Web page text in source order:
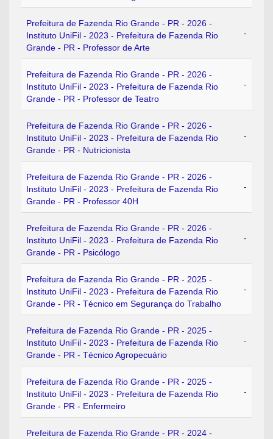
Prefeitura de Fazenda Rio Grande - PR - 2026 -
Instituto UniFil - 2023 - Prefeitura de Fazenda Rio
Grande - PR - Professor de Arte
-
Prefeitura de Fazenda Rio Grande - PR - 2026 -
Instituto UniFil - 2023 - Prefeitura de Fazenda Rio
Grande - PR - Professor de Teatro
-
Prefeitura de Fazenda Rio Grande - PR - 2026 -
Instituto UniFil - 2023 - Prefeitura de Fazenda Rio
Grande - PR - Nutricionista
-
Prefeitura de Fazenda Rio Grande - PR - 2026 -
Instituto UniFil - 2023 - Prefeitura de Fazenda Rio
Grande - PR - Professor 40H
-
Prefeitura de Fazenda Rio Grande - PR - 2026 -
Instituto UniFil - 2023 - Prefeitura de Fazenda Rio
Grande - PR - Psicólogo
-
Prefeitura de Fazenda Rio Grande - PR - 2025 -
Instituto UniFil - 2023 - Prefeitura de Fazenda Rio
Grande - PR - Técnico em Segurança do Trabalho
-
Prefeitura de Fazenda Rio Grande - PR - 2025 -
Instituto UniFil - 2023 - Prefeitura de Fazenda Rio
Grande - PR - Técnico Agropecuário
-
Prefeitura de Fazenda Rio Grande - PR - 2025 -
Instituto UniFil - 2023 - Prefeitura de Fazenda Rio
Grande - PR - Enfermeiro
-
Prefeitura de Fazenda Rio Grande - PR - 2024 -